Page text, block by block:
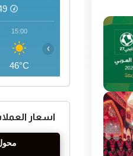
15:00
46°C
›
اسعار